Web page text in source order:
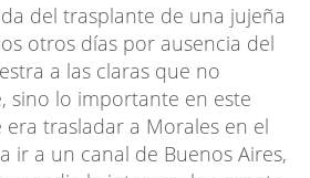
del trasplante de una jujeña
otros días por ausencia del
a las claras que no
sino lo importante en este
trasladar a Morales en el
ir a un canal de Buenos Aires,